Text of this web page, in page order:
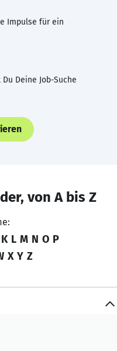
Impulse für ein
Deine Job-Suche
von A bis Z
K L M N O P
X Y Z